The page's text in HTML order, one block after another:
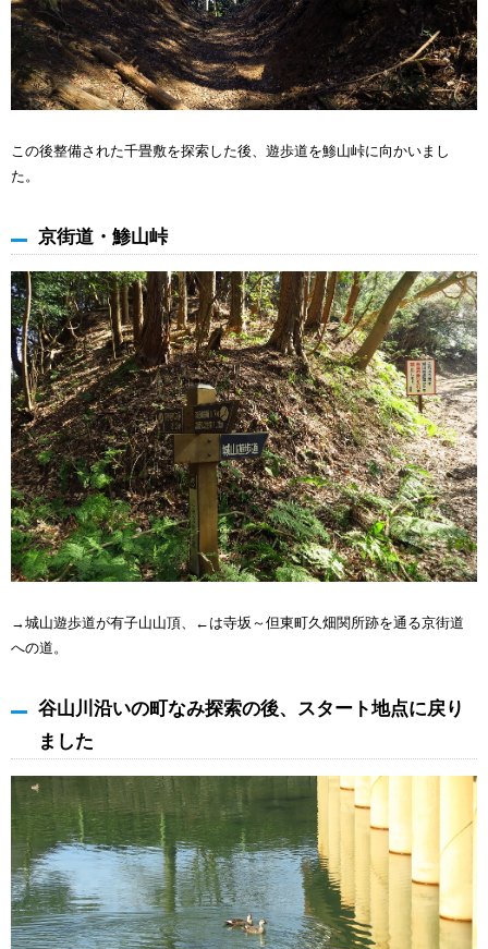
この後整備された千畳敷を探索した後、遊歩道を鯵山峠に向かいまし
た。
京街道・鯵山峠
→城山遊歩道が有子山山頂、←は寺坂～但東町久畑関所跡を通る京街道
への道。
谷山川沿いの町なみ探索の後、スタート地点に戻り
ました